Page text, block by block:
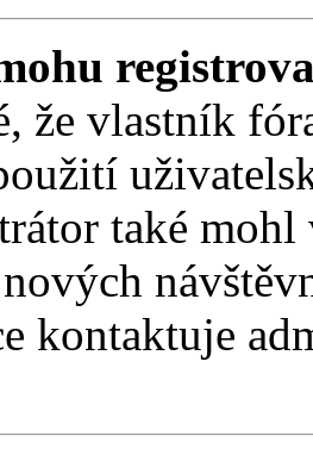
že vlastník
také mohl
kontaktuje